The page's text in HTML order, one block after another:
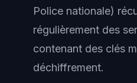
Police nationale)
régulièrement des
contenant des clés
déchiffrement.